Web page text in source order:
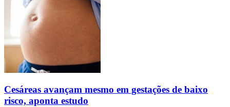
Cesáreas avançam mesmo em gestações de baixo
risco, aponta estudo